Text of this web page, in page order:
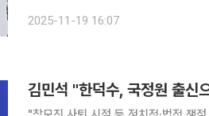
2025-11-19 16:07
김민석 "한덕수, 국정원 출신